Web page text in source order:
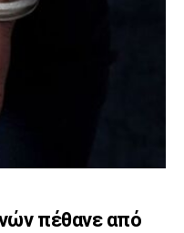
πέθανε από